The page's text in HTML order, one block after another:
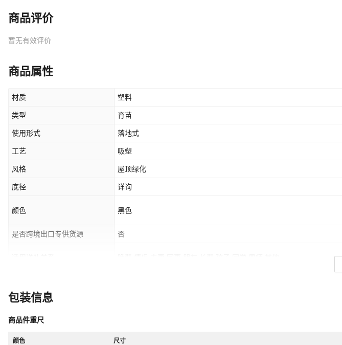
商品评价
暂无有效评价
商品属性
材质 塑料
类型 育苗
使用形式 落地式
工艺 吸塑
风格 屋顶绿化
底径 详询
颜色 黑色
是否跨境出口专供货源 否
包装信息
商品件重尺
颜色 尺寸